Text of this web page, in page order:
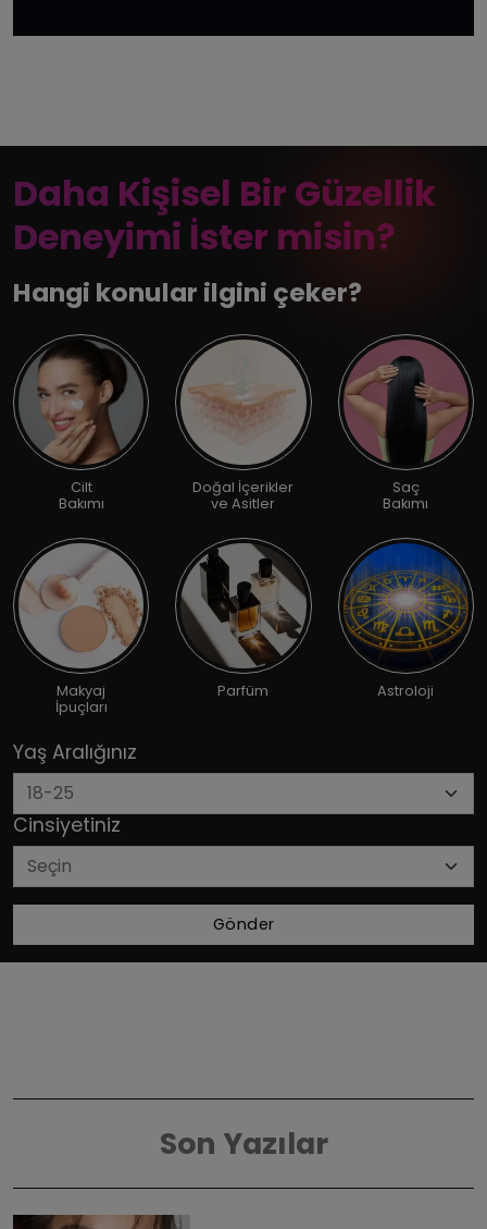
Daha Kişisel Bir Güzellik
Deneyimi İster misin?
Hangi konular ilgini çeker?
Cilt
Bakımı
Doğal İçerikler
ve Asitler
Saç
Bakımı
Makyaj
İpuçları
Parfüm Astroloji
Yaş Aralığınız
Cinsiyetiniz
Gönder
Son Yazılar